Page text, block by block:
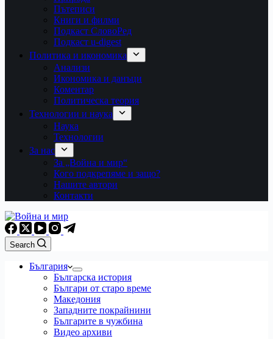
Пътеписи
Книги и филми
Подкаст СловоРед
Подкаст u-digest
Политика и икономика
Анализи
Икономика и данъци
Коментар
Политическа теория
Технологии и наука
Наука
Технологии
За нас
За „Война и мир“
Кого подкрепяме и защо?
Нашите автори
Контакти
Search
България
Българска история
Българи от старо време
Македония
Западните покрайнини
Българите в чужбина
Видео архиви